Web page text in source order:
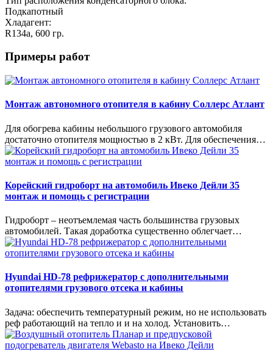
Подкапотный
Хладагент:
R134a, 600 гр.
Примеры работ
Монтаж автономного отопителя в кабину Соллерс Атлант
Для обогрева кабины небольшого грузового автомобиля
достаточно отопителя мощностью в 2 кВт. Для обеспечения…
Корейский гидроборт на автомобиль Ивеко Дейли 35
монтаж и помощь с регистрации
Гидроборт – неотъемлемая часть большинства грузовых
автомобилей. Такая доработка существенно облегчает…
Hyundai HD-78 рефрижератор с дополнительными
отопителями грузового отсека и кабины
Задача: обеспечить температурный режим, но не использовать
реф работающий на тепло и и на холод. Установить…